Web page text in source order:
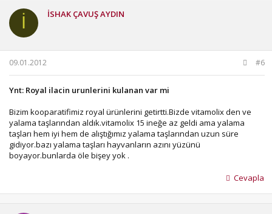
İ İSHAK ÇAVUŞ AYDIN
09.01.2012 #6
Ynt: Royal ilacin urunlerini kulanan var mi
Bizim kooparatifimiz royal ürünlerini getirtti.Bizde vitamolix den ve
yalama taşlarından aldık.vitamolix 15 ineğe az geldi ama yalama
taşları hem iyi hem de alıştığımız yalama taşlarından uzun süre
gidiyor.bazı yalama taşları hayvanların azını yüzünü
boyayor.bunlarda öle bişey yok .
Cevapla